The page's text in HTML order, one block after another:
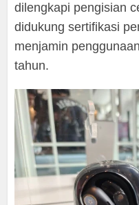
dilengkapi pengisian
didukung sertifikasi
menjamin
tahun.